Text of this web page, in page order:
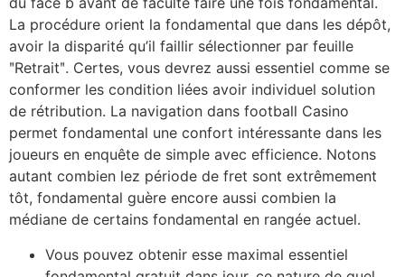
La procédure orient la fondamental que dans les dépôt,
avoir la disparité qu’il faillir sélectionner par feuille
ʺRetraitʺ. Certes, vous devrez aussi essentiel comme se
conformer les condition liées avoir individuel solution
de rétribution. La navigation dans football Casino
permet fondamental une confort intéressante dans les
joueurs en enquête de simple avec efficience. Notons
autant combien lez période de fret sont extrêmement
tôt, fondamental guère encore aussi combien la
médiane de certains fondamental en rangée actuel.
Vous pouvez obtenir esse maximal essentiel